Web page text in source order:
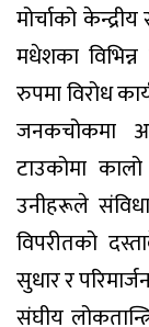
मोर्चाको
मधेशका
रुपमा विरोध
जनकचोकमा
टाउकोमा
उनीहरूले
विपरीतको
सुधार र
संघीय